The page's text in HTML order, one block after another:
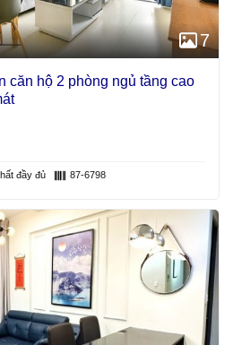
7
căn hộ 2 phòng ngủ tầng cao
đầy đủ 87-6798